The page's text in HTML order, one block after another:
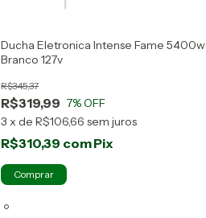
Ducha Eletronica Intense Fame 5400w
Branco 127v
R$319,99
R$345,37
7% OFF
3 x de R$106,66 sem juros
R$310,39 comPix